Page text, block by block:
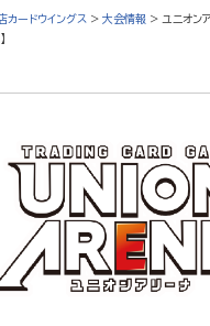
カードウイングス >大会情報 > ユニオン